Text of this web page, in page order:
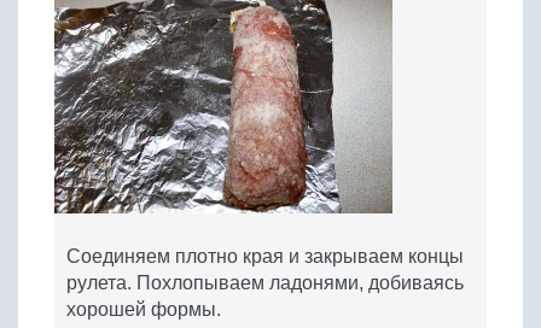
Соединяем плотно края и закрываем концы
рулета. Похлопываем ладонями, добиваясь
хорошей формы.